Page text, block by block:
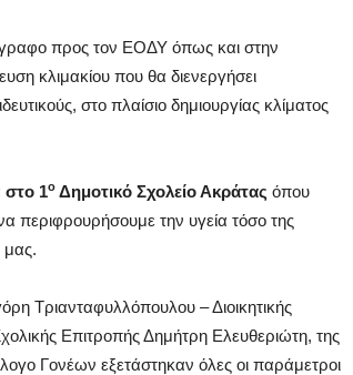
προς τον ΕΟΔΥ όπως και στην
κλιμακίου που θα διενεργήσει
στο πλαίσιο δημιουργίας κλίματος
στο 1ο Δημοτικό Σχολείο Ακράτας όπου
περιφρουρήσουμε την υγεία τόσο της
μας.
Τριανταφυλλόπουλου – Διοικητικής
Επιτροπής Δημήτρη Ελευθεριώτη, της
Γονέων εξετάστηκαν όλες οι παράμετροι